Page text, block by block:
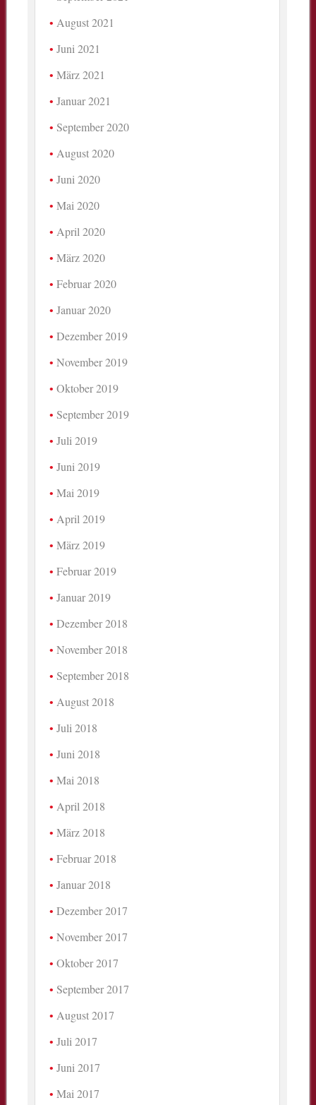
August 2021
Juni 2021
März 2021
Januar 2021
September 2020
August 2020
Juni 2020
Mai 2020
April 2020
März 2020
Februar 2020
Januar 2020
Dezember 2019
November 2019
Oktober 2019
September 2019
Juli 2019
Juni 2019
Mai 2019
April 2019
März 2019
Februar 2019
Januar 2019
Dezember 2018
November 2018
September 2018
August 2018
Juli 2018
Juni 2018
Mai 2018
April 2018
März 2018
Februar 2018
Januar 2018
Dezember 2017
November 2017
Oktober 2017
September 2017
August 2017
Juli 2017
Juni 2017
Mai 2017